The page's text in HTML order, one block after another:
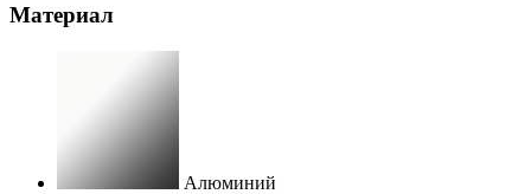
Материал
Алюминий